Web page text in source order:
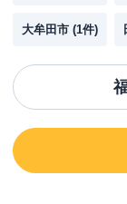
大牟田市 (1件)